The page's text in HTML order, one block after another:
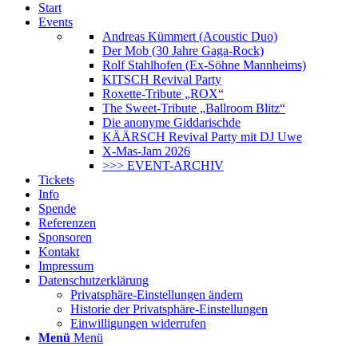
Start
Events
Andreas Kümmert (Acoustic Duo)
Der Mob (30 Jahre Gaga-Rock)
Rolf Stahlhofen (Ex-Söhne Mannheims)
KITSCH Revival Party
Roxette-Tribute „ROX“
The Sweet-Tribute „Ballroom Blitz“
Die anonyme Giddarischde
KÄÄRSCH Revival Party mit DJ Uwe
X-Mas-Jam 2026
>>> EVENT-ARCHIV
Tickets
Info
Spende
Referenzen
Sponsoren
Kontakt
Impressum
Datenschutzerklärung
Privatsphäre-Einstellungen ändern
Historie der Privatsphäre-Einstellungen
Einwilligungen widerrufen
Menü Menü